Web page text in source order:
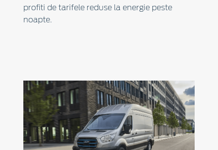
profiti de tarifele reduse la energie peste
noapte.